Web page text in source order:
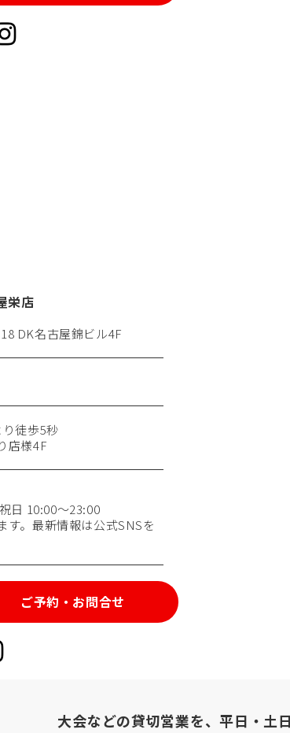
栄店
DK名古屋錦ビル4F
徒歩5秒
店様4F
10:00〜23:00
。最新情報は公式SNSを
ご予約・お問合せ
大会などの貸切営業を、平日・土